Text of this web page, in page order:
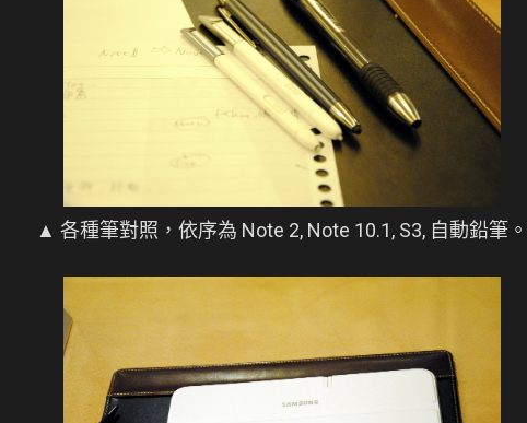
▲ 各種筆對照，依序為 Note 2, Note 10.1, S3, 自動鉛筆。